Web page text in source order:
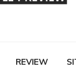
REVIEW